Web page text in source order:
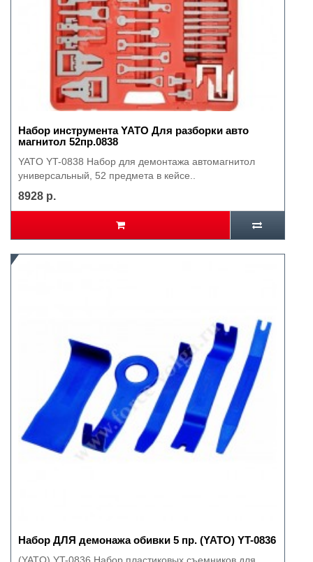
Набор инструмента YATO Для разборки авто
магнитол 52пр.0838
YATO YT-0838 Набор для демонтажа автомагнитол
универсальный, 52 предмета в кейсе..
8928 р.
Набор ДЛЯ демонажа обивки 5 пр. (YATO) YT-0836